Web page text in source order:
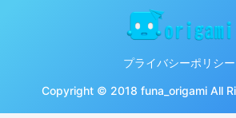
プライバシーポリシー
Copyright © 2018 funa_origami All